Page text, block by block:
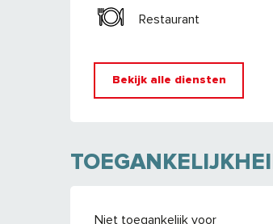
Restaurant
Bekijk alle diensten
Niet toegankelijk voor